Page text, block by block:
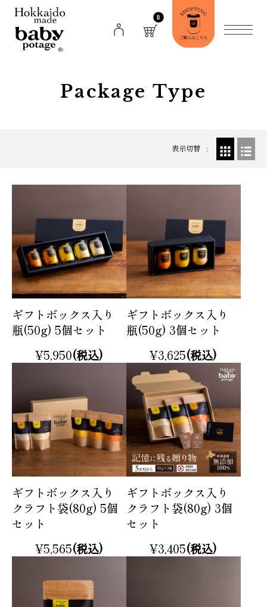
0
Package Type
表示切替
ギフトボックス入り
瓶(50g) 5個セット
¥5,950(税込)
ギフトボックス入り
瓶(50g) 3個セット
¥3,625(税込)
ギフトボックス入り
クラフト袋(80g) 5個
セット
¥5,565(税込)
ギフトボックス入り
クラフト袋(80g) 3個
セット
¥3,405(税込)